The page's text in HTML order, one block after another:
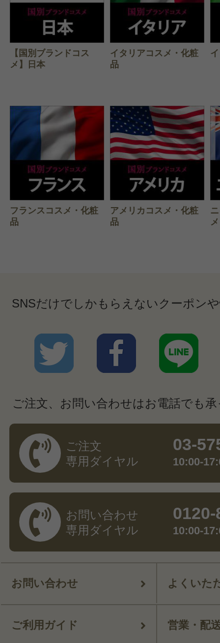
【国別ブランドコス
メ】日本
イタリアコスメ・化粧
品
フランスコスメ・化粧
品
アメリカコスメ・化粧
品
SNSだけでしかもらえないクーポン
ご注文、お問い合わせはお電話でも
ご注文
専用ダイヤル
03-
10:00-
お問い合わせ
専用ダイヤル
10:00-
お問い合わせ よくいた
ご利用ガイド 営業・配